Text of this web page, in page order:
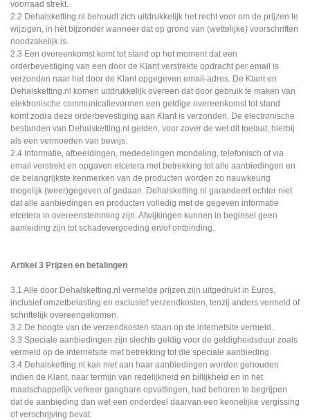
voorraad strekt.
2.2 Dehalsketting.nl behoudt zich uitdrukkelijk het recht voor om de prijzen te
wijzigen, in het bijzonder wanneer dat op grond van (wettelijke) voorschriften
noodzakelijk is.
2.3 Een overeenkomst komt tot stand op het moment dat een
orderbevestiging van een door de Klant verstrekte opdracht per email is
verzonden naar het door de Klant opgegeven email-adres. De Klant en
Dehalsketting.nl komen uitdrukkelijk overeen dat door gebruik te maken van
elektronische communicatievormen een geldige overeenkomst tot stand
komt zodra deze orderbevestiging aan Klant is verzonden. De electronische
bestanden van Dehalsketting.nl gelden, voor zover de wet dit toelaat, hierbij
als een vermoeden van bewijs.
2.4 Informatie, afbeeldingen, mededelingen mondeling, telefonisch of via
email verstrekt en opgaven etcetera met betrekking tot alle aanbiedingen en
de belangrijkste kenmerken van de producten worden zo nauwkeurig
mogelijk (weer)gegeven of gedaan. Dehalsketting.nl garandeert echter niet
dat alle aanbiedingen en producten volledig met de gegeven informatie
etcetera in overeenstemming zijn. Afwijkingen kunnen in beginsel geen
aanleiding zijn tot schadevergoeding en/of ontbinding.
Artikel 3 Prijzen en betalingen
3.1 Alle door Dehalsketting.nl vermelde prijzen zijn uitgedrukt in Euros,
inclusief omzetbelasting en exclusief verzendkosten, tenzij anders vermeld of
schriftelijk overeengekomen.
3.2 De hoogte van de verzendkosten staan op de internetsite vermeld.
3.3 Speciale aanbiedingen zijn slechts geldig voor de geldigheidsduur zoals
vermeld op de internetsite met betrekking tot die speciale aanbieding.
3.4 Dehalsketting.nl kan niet aan haar aanbiedingen worden gehouden
indien de Klant, naar termijn van redelijkheid en billijkheid en in het
maatschappelijk verkeer gangbare opvattingen, had behoren te begrijpen
dat de aanbieding dan wel een onderdeel daarvan een kennelijke vergissing
of verschrijving bevat.